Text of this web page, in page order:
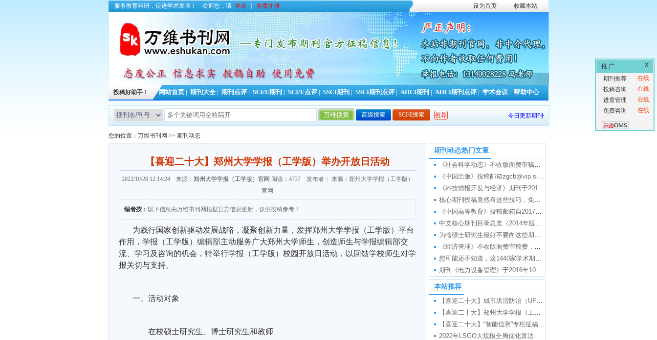
服务教育科研，促进学术发展！ 欢迎您，请 登录 免费注册 设为首页 收藏本站
投稿好助手！ 网站首页 期刊大全 期刊点评 SCI/E期刊 SCI/E点评 SSCI期刊 SSCI期刊点评 AHCI期刊 AHCI期刊点评 学术会议 帮助中心
高级搜索 SCI/E搜索 推荐 今日更新期刊信息 597 条，本年累计更新
您的位置： 万维书刊网 >> 期刊动态
【喜迎二十大】郑州大学学报（工学版）举办开放日活动
2022/10/28 12:14:24 来源： 郑州大学学报（工学版）官网 阅读：4737 发布者： 来源：郑州大学学报（工学版）
官网
编者按： 以下信息由万维书刊网根据官方信息更新，仅供投稿参考！
为践行国家创新驱动发展战略，凝聚创新力量，发挥郑州大学学报（工学版）平台
作用，学报（工学版）编辑部主动服务广大郑州大学师生，创造师生与学报编辑部交
流、学习及咨询的机会，特举行学报（工学版）校园开放日活动，以回馈学校师生对学
报关切与支持。
一、活动对象
在校硕士研究生、博士研究生和教师
期刊动态热门文章
《社会科学动态》不收版面费审稿费，欢迎大家投稿！
《中国出版》投稿邮箱zgcb@vip.sina.com自动回复信息
《科技情报开发与经济》期刊于2016年1月更名为《图书情报导刊》
核心期刊投稿竟然有这些技巧，免版面费甚至还有稿费！
《中国高等教育》投稿邮箱自2017年第8期起更改为zggdjy1965@sina.com！
中文核心期刊目录总览（2014年版）新晋核心（蓝字）、出榜核心（红字）
为啥硕士研究生最好不要向这些期刊投稿？
《经济管理》不收版面费审稿费，欢迎大家投稿！
您可能还不知道，这1440家学术期刊不收版面费！
期刊《电力设备管理》于2016年10月正式创刊
本站推荐
【喜迎二十大】城市洪涝防治（UFRC）专栏征稿通知（官网信息）
【喜迎二十大】郑州大学学报（工学版）举办开放日活动
【喜迎二十大】“智能信息”专栏征稿通知（官网信息）
2022年LSGO大规模全局优化算法及其应用专题征文通知（官网信息）
X
推 广
在线
期刊推荐
在线
投稿咨询
在线
进度管理
在线
免费咨询